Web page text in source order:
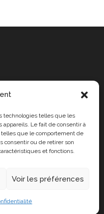
technologies telles que les
Le fait de consentir à
que le comportement de
consentir ou de retirer son
et fonctions.
Voir les préférences